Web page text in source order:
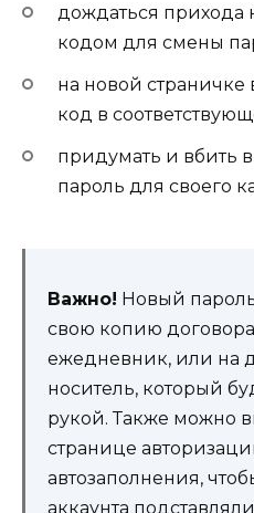
дождаться прихода
кодом для смены
на новой
код в
придумать и вбить
пароль для своего
Важно! Новый
свою копию договора
ежедневник, или на
носитель, который
рукой. Также можно
странице
автозаполнения,
аккаунта